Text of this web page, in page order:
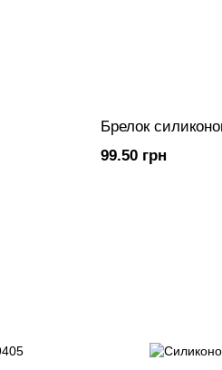
Брелок
99.50 грн